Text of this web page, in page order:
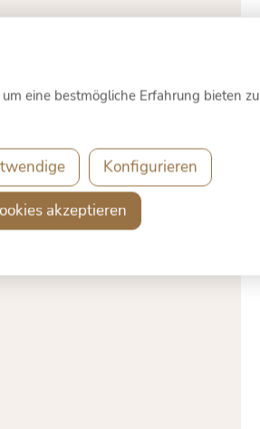
eine bestmögliche Erfahrung bieten zu
Konfigurieren
akzeptieren